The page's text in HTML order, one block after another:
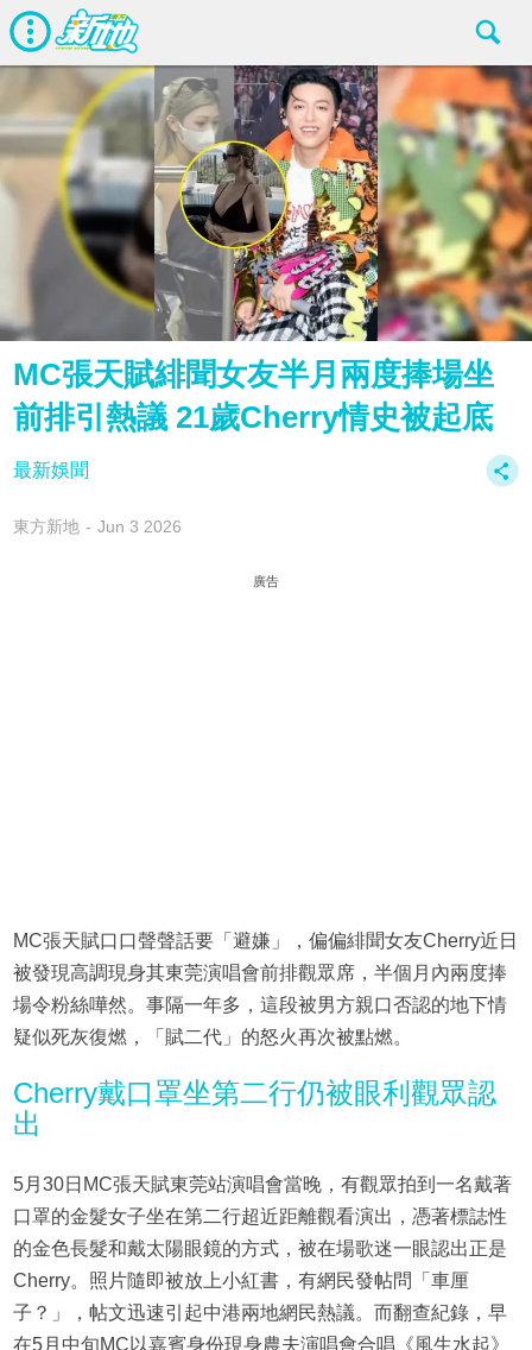
MC張天賦緋聞女友半月兩度捧場坐
前排引熱議 21歲Cherry情史被起底
最新娛聞
東方新地 Jun 3 2026
廣告
MC張天賦口口聲聲話要「避嫌」，偏偏緋聞女友Cherry近日
被發現高調現身其東莞演唱會前排觀眾席，半個月內兩度捧
場令粉絲嘩然。事隔一年多，這段被男方親口否認的地下情
疑似死灰復燃，「賦二代」的怒火再次被點燃。
Cherry戴口罩坐第二行仍被眼利觀眾認
出
5月30日MC張天賦東莞站演唱會當晚，有觀眾拍到一名戴著
口罩的金髮女子坐在第二行超近距離觀看演出，憑著標誌性
的金色長髮和戴太陽眼鏡的方式，被在場歌迷一眼認出正是
Cherry。照片隨即被放上小紅書，有網民發帖問「車厘
子？」，帖文迅速引起中港兩地網民熱議。而翻查紀錄，早
在5月中旬MC以嘉賓身份現身農夫演唱會合唱《風生水起》